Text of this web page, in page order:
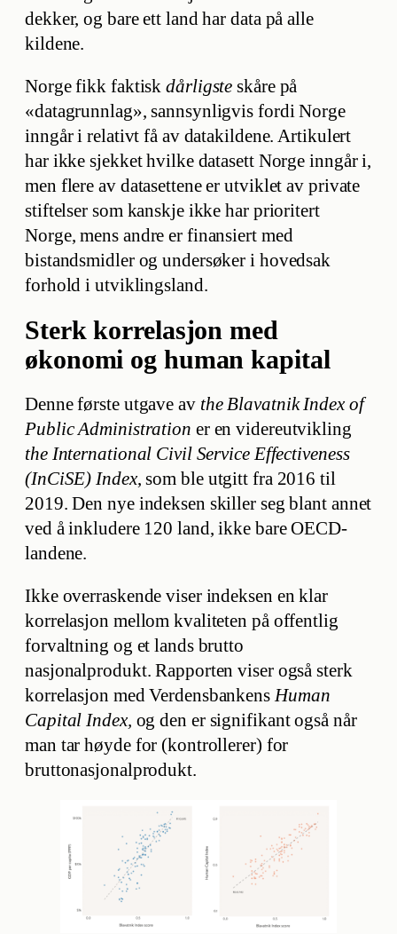
dekker, og bare ett land har data på alle
kildene.
Norge fikk faktiskdårligste skåre på
«datagrunnlag», sannsynligvis fordi Norge
inngår i relativt få av datakildene. Artikulert
har ikke sjekket hvilke datasett Norge inngår i,
men flere av datasettene er utviklet av private
stiftelser som kanskje ikke har prioritert
Norge, mens andre er finansiert med
bistandsmidler og undersøker i hovedsak
forhold i utviklingsland.
Sterk korrelasjon med
økonomi og human kapital
Denne første utgave avthe Blavatnik Index of
Public Administration er en videreutvikling
the International Civil Service Effectiveness
(InCiSE) Index, som ble utgitt fra 2016 til
2019. Den nye indeksen skiller seg blant annet
ved å inkludere 120 land, ikke bare OECD-
landene.
Ikke overraskende viser indeksen en klar
korrelasjon mellom kvaliteten på offentlig
forvaltning og et lands brutto
nasjonalprodukt. Rapporten viser også sterk
korrelasjon med VerdensbankensHuman
Capital Index, og den er signifikant også når
man tar høyde for (kontrollerer) for
bruttonasjonalprodukt.